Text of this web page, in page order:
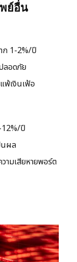
ย์อื่น
ก 1-2%/ปี
ลอดภัย
พ้เงินเฟ้อ
ปี
นผล
มเสียหายพอร์ต